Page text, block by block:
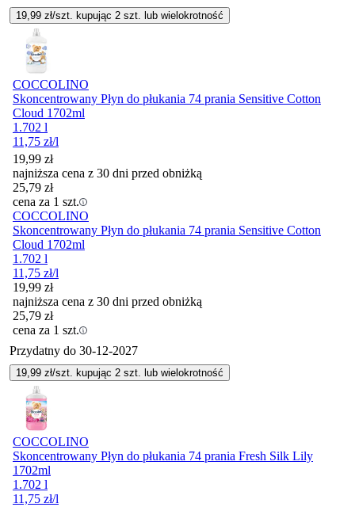
19,99 zł/szt. kupując 2 szt. lub wielokrotność
COCCOLINO
Skoncentrowany Płyn do płukania 74 prania Sensitive Cotton
Cloud 1702ml
1.702 l
11,75 zł/l
19,99 zł
najniższa cena z 30 dni przed obniżką
25,79 zł
cena za 1 szt.
COCCOLINO
Skoncentrowany Płyn do płukania 74 prania Sensitive Cotton
Cloud 1702ml
1.702 l
11,75 zł/l
19,99 zł
najniższa cena z 30 dni przed obniżką
25,79 zł
cena za 1 szt.
Przydatny do 30-12-2027
19,99 zł/szt. kupując 2 szt. lub wielokrotność
COCCOLINO
Skoncentrowany Płyn do płukania 74 prania Fresh Silk Lily
1702ml
1.702 l
11,75 zł/l